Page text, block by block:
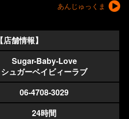
あんじゅっくま
【店舗情報】
Sugar-Baby-Love
シュガーベイビィーラブ
06-4708-3029
24時間